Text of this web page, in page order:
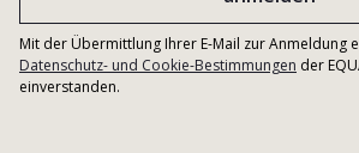
Mit der Übermittlung Ihrer E-Mail zur Anmeldung
Datenschutz- und Cookie-Bestimmungen der
einverstanden.